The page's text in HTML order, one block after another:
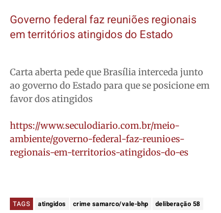
Governo federal faz reuniões regionais
em territórios atingidos do Estado
Carta aberta pede que Brasília interceda junto
ao governo do Estado para que se posicione em
favor dos atingidos
https://www.seculodiario.com.br/meio-
ambiente/governo-federal-faz-reunioes-
regionais-em-territorios-atingidos-do-es
TAGS atingidos crime samarco/vale-bhp
deliberação 58